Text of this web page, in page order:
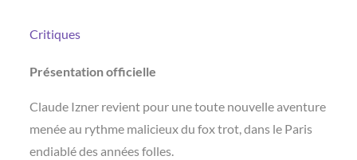
Critiques
Présentation officielle
Claude Izner revient pour une toute nouvelle aventure
menée au rythme malicieux du fox trot, dans le Paris
endiablé des années folles.